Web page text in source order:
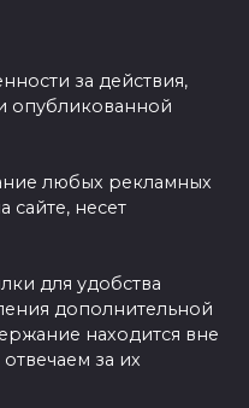
за действия,
опубликованной
любых рекламных
сайте, несет
для удобства
дополнительной
находится вне
за их